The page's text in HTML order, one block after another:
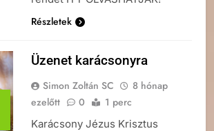
Részletek
Üzenet karácsonyra
Simon Zoltán SC
8 hónap
ezelőtt
0 1 perc
Karácsony Jézus Krisztus